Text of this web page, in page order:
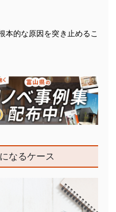
本的な原因を突き止めるこ
なるケース